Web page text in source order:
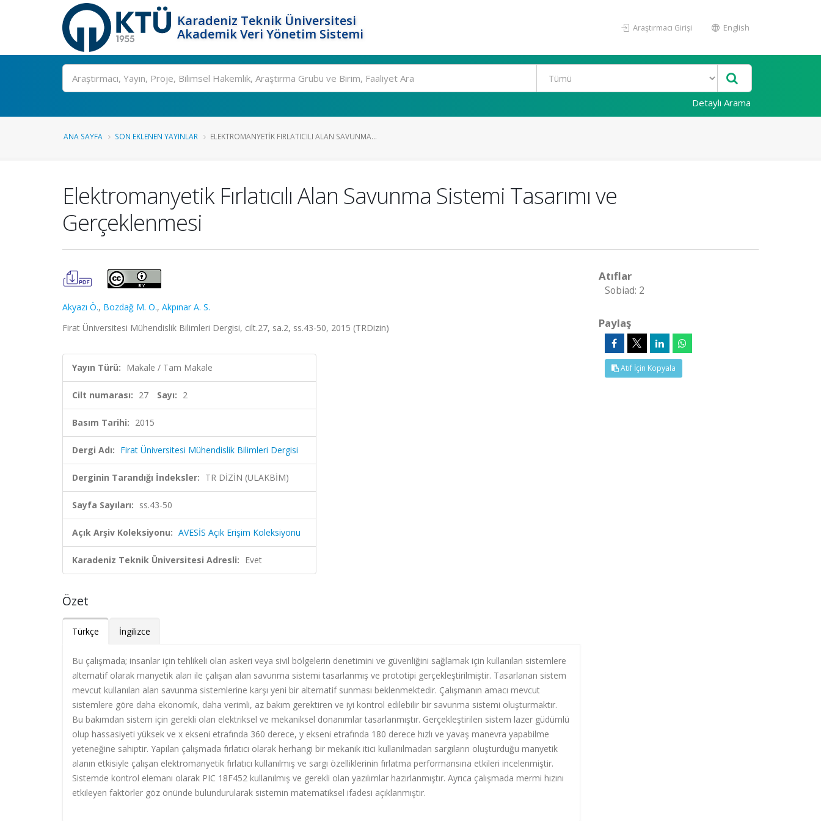
Karadeniz Teknik Üniversitesi
Akademik Veri Yönetim Sistemi
Araştırmacı Girişi English
Ara
Detaylı Arama
ANA SAYFA SON EKLENEN YAYINLAR ELEKTROMANYETIK FIRLATICILI ALAN SAVUNMA...
Elektromanyetik Fırlatıcılı Alan Savunma Sistemi Tasarımı ve
Gerçeklenmesi
Akyazı Ö., Bozdağ M. O., Akpınar A. S.
Firat Üniversitesi Mühendislik Bilimleri Dergisi, cilt.27, sa.2, ss.43-50, 2015 (TRDizin)
Yayın Türü: Makale / Tam Makale
Cilt numarası: 27 Sayı: 2
Basım Tarihi: 2015
Dergi Adı: Firat Üniversitesi Mühendislik Bilimleri Dergisi
Derginin Tarandığı İndeksler: TR DİZİN (ULAKBİM)
Sayfa Sayıları: ss.43-50
Açık Arşiv Koleksiyonu: AVESİS Açık Erişim Koleksiyonu
Karadeniz Teknik Üniversitesi Adresli: Evet
Özet
Türkçe İngilizce
Bu çalışmada; insanlar için tehlikeli olan askeri veya sivil bölgelerin denetimini ve güvenliğini sağlamak için kullanılan sistemlere
alternatif olarak manyetik alan ile çalışan alan savunma sistemi tasarlanmış ve prototipi gerçekleştirilmiştir. Tasarlanan sistem
mevcut kullanılan alan savunma sistemlerine karşı yeni bir alternatif sunması beklenmektedir. Çalışmanın amacı mevcut
sistemlere göre daha ekonomik, daha verimli, az bakım gerektiren ve iyi kontrol edilebilir bir savunma sistemi oluşturmaktır.
Bu bakımdan sistem için gerekli olan elektriksel ve mekaniksel donanımlar tasarlanmıştır. Gerçekleştirilen sistem lazer güdümlü
olup hassasiyeti yüksek ve x ekseni etrafında 360 derece, y ekseni etrafında 180 derece hızlı ve yavaş manevra yapabilme
yeteneğine sahiptir. Yapılan çalışmada fırlatıcı olarak herhangi bir mekanik itici kullanılmadan sargıların oluşturduğu manyetik
alanın etkisiyle çalışan elektromanyetik fırlatıcı kullanılmış ve sargı özelliklerinin fırlatma performansına etkileri incelenmiştir.
Sistemde kontrol elemanı olarak PIC 18F452 kullanılmış ve gerekli olan yazılımlar hazırlanmıştır. Ayrıca çalışmada mermi hızını
etkileyen faktörler göz önünde bulundurularak sistemin matematiksel ifadesi açıklanmıştır.
Atıflar
Sobiad: 2
Paylaş
Atıf İçin Kopyala